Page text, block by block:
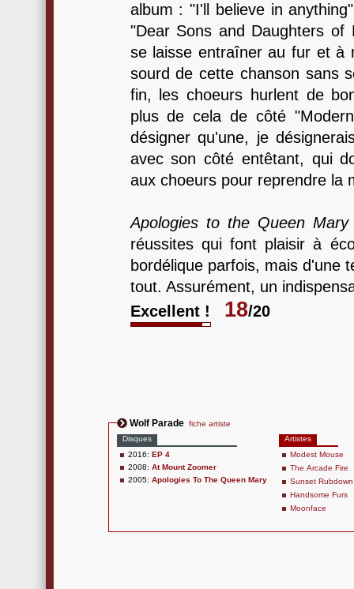
album : "I'll believe in
"Dear Sons and Daughters of
se laisse entraîner au fur et à
sourd de cette chanson sans
fin, les choeurs hurlent de
plus de cela de côté
désigner qu'une, je
avec son côté entêtant, qui
aux choeurs pour reprendre la
Apologies to the Queen Mary
réussites qui font plaisir à
bordélique parfois, mais d'une
tout. Assurément, un
Excellent !
18/20
Wolf Parade fiche artiste
Disques
2016: EP 4
2008: At Mount Zoomer
2005: Apologies To The Queen Mary
Artistes
Modest Mouse
The Arcade Fire
Sunset Rubdown
Handsome Furs
Moonface